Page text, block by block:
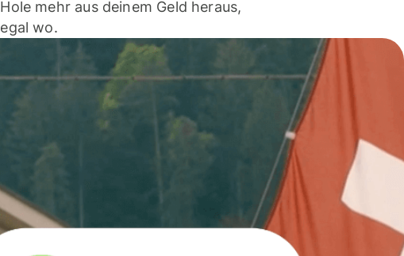
Hole mehr aus deinem Geld heraus,
egal wo.